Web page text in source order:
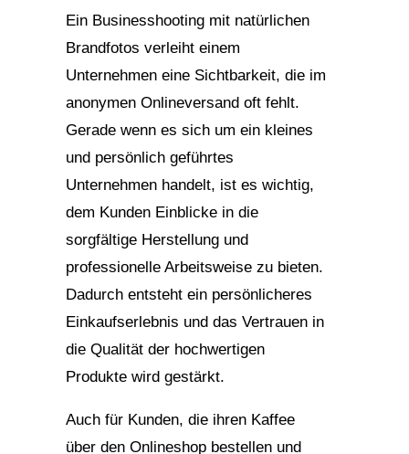
Ein Businesshooting mit natürlichen
Brandfotos verleiht einem
Unternehmen eine Sichtbarkeit, die im
anonymen Onlineversand oft fehlt.
Gerade wenn es sich um ein kleines
und persönlich geführtes
Unternehmen handelt, ist es wichtig,
dem Kunden Einblicke in die
sorgfältige Herstellung und
professionelle Arbeitsweise zu bieten.
Dadurch entsteht ein persönlicheres
Einkaufserlebnis und das Vertrauen in
die Qualität der hochwertigen
Produkte wird gestärkt.
Auch für Kunden, die ihren Kaffee
über den Onlineshop bestellen und